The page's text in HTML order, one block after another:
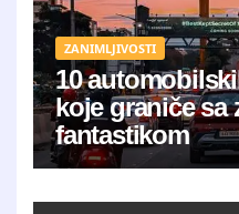
ZANIMLJIVOSTI
10
koje graniče sa
fantastikom